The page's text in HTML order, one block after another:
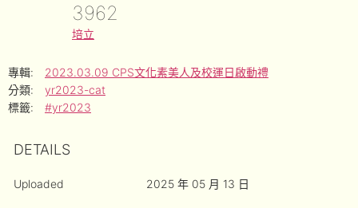
3962
培立
專輯:
2023.03.09 CPS文化素美人及校運日啟動禮
分類:
yr2023-cat
標籤:
#yr2023
DETAILS
Uploaded 2025 年 05 月 13 日